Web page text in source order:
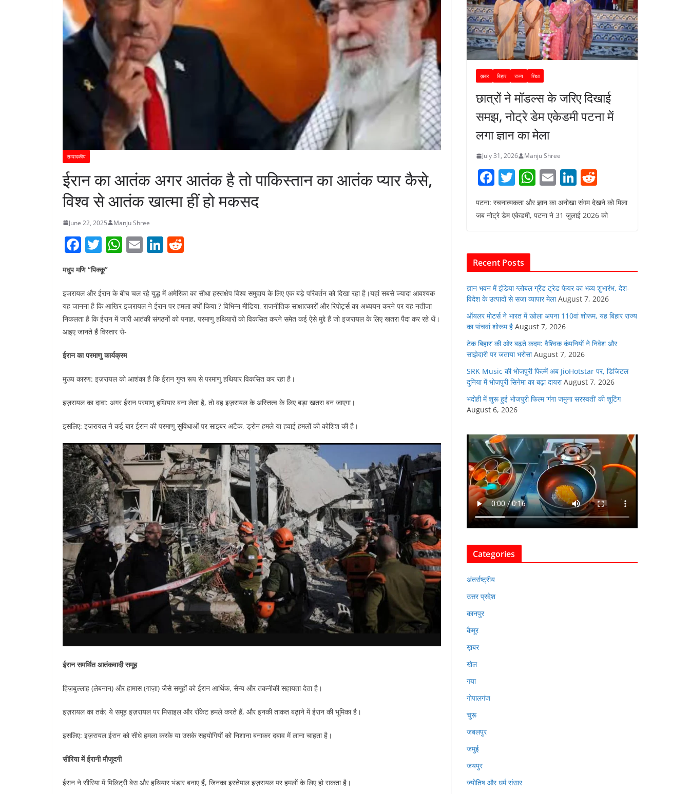
सम्पादकीय
ईरान का आतंक अगर आतंक है तो पाकिस्तान का आतंक प्यार कैसे,
विश्व से आतंक खात्मा हीं हो मकसद
June 22, 2025 Manju Shree
F
a
c
e
b
o
k
T
itt
er
W
s
A
p
E
l
Li
e
dI
n
di
t
मधुप मणि “पिक्कू”
इजरायल और ईरान के बीच चल रहे युद्ध में अमेरिका का सीधा हस्तक्षेप विश्व समुदाय के लिए एक बड़े परिवर्तन को दिखा रहा है।यहां सबसे ज्यादा आवश्यक
यह जानना है कि आखिर इजरायल ने ईरान पर हमला क्यों किया ? विभिन्न मीडिया, राजनीतिक साक्षात्कारों और रिपोर्ट्स का अध्ययन करने पर यह नतीजा
निकलता है कि ईरान में जारी आतंकी संगठनों को पनाह, परमाणु हथियारों को विकसित करने समेत कई ऐसे मुद्दे हैं जो इजरायल के लिए खतरा पैदा कर रहे थें।
आइए जानते हैं विस्तार से-
ईरान का परमाणु कार्यक्रम
मुख्य कारण: इज़रायल को आशंका है कि ईरान गुप्त रूप से परमाणु हथियार विकसित कर रहा है।
इज़रायल का दावा: अगर ईरान परमाणु हथियार बना लेता है, तो वह इज़रायल के अस्तित्व के लिए बड़ा खतरा बन जाएगा।
इसलिए: इज़रायल ने कई बार ईरान की परमाणु सुविधाओं पर साइबर अटैक, ड्रोन हमले या हवाई हमलों की कोशिश की है।
ईरान समर्थित आतंकवादी समूह
हिज़बुल्लाह (लेबनान) और हामास (गाज़ा) जैसे समूहों को ईरान आर्थिक, सैन्य और तकनीकी सहायता देता है।
इज़रायल का तर्क: ये समूह इज़रायल पर मिसाइल और रॉकेट हमले करते हैं, और इनकी ताकत बढ़ाने में ईरान की भूमिका है।
इसलिए: इज़रायल ईरान को सीधे हमला करके या उसके सहयोगियों को निशाना बनाकर दबाव में लाना चाहता है।
सीरिया में ईरानी मौजूदगी
ईरान ने सीरिया में मिलिट्री बेस और हथियार भंडार बनाए हैं, जिनका इस्तेमाल इज़रायल पर हमलों के लिए हो सकता है।
ख़बर बिहार राज्य शिक्षा
छात्रों ने मॉडल्स के जरिए दिखाई
समझ, नोट्रे डेम एकेडमी पटना में
लगा ज्ञान का मेला
July 31, 2026 Manju Shree
F
c
e
o
o
k
T
itt
W
at
p
E
m
ai
Li
n
k
e
e
d
पटना: रचनात्मकता और ज्ञान का अनोखा संगम देखने को मिला
जब नोट्रे डेम एकेडमी, पटना ने 31 जुलाई 2026 को
Recent Posts
ज्ञान भवन में इंडिया ग्लोबल ग्रैंड ट्रेड फेयर का भव्य शुभारंभ, देश-
विदेश के उत्पादों से सजा व्यापार मेला August 7, 2026
ऑयलर मोटर्स ने भारत में खोला अपना 110वां शोरूम, यह बिहार राज्य
का पांचवां शोरूम है August 7, 2026
टेक बिहार’ की ओर बढ़ते कदम: वैश्विक कंपनियों ने निवेश और
साझेदारी पर जताया भरोसा August 7, 2026
SRK Music की भोजपुरी फिल्में अब JioHotstar पर, डिजिटल
दुनिया में भोजपुरी सिनेमा का बढ़ा दायरा August 7, 2026
भदोही में शुरू हुई भोजपुरी फिल्म ‘गंगा जमुना सरस्वती’ की शूटिंग
August 6, 2026
Categories
अंतर्राष्ट्रीय
उत्तर प्रदेश
कानपुर
कैमूर
ख़बर
खेल
गया
गोपालगंज
चुरू
जबलपुर
जमुई
जयपुर
ज्योतिष और धर्म संसार